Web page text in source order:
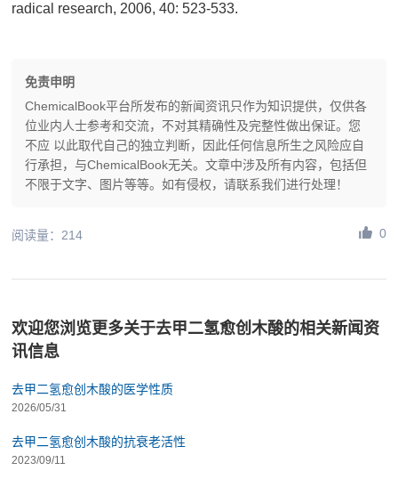
radical research, 2006, 40: 523-533.
免责申明
ChemicalBook平台所发布的新闻资讯只作为知识提供，仅供各
位业内人士参考和交流，不对其精确性及完整性做出保证。您
不应 以此取代自己的独立判断，因此任何信息所生之风险应自
行承担，与ChemicalBook无关。文章中涉及所有内容，包括但
不限于文字、图片等等。如有侵权，请联系我们进行处理！
阅读量：214 0
欢迎您浏览更多关于去甲二氢愈创木酸的相关新闻资
讯信息
去甲二氢愈创木酸的医学性质
2026/05/31
去甲二氢愈创木酸的抗衰老活性
2023/09/11